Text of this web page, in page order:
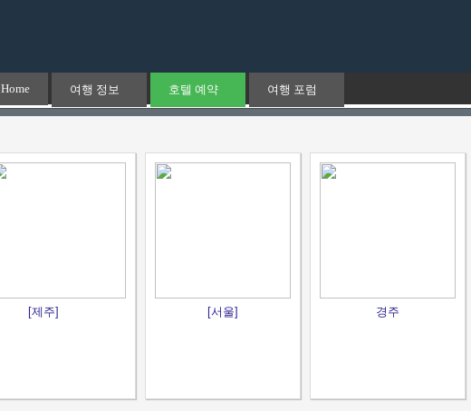
Home 여행 정보 호텔 예약 여행 포럼
[제주] [서울] 경주